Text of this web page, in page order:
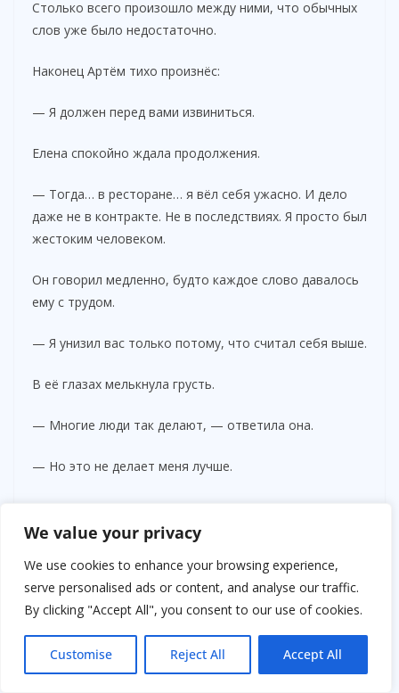
We value your privacy
We use cookies to enhance your browsing experience,
serve personalised ads or content, and analyse our traffic.
By clicking "Accept All", you consent to our use of cookies.
Customise Reject All Accept All
Столько всего произошло между ними, что обычных
слов уже было недостаточно.
Наконец Артём тихо произнёс:
— Я должен перед вами извиниться.
Елена спокойно ждала продолжения.
— Тогда… в ресторане… я вёл себя ужасно. И дело
даже не в контракте. Не в последствиях. Я просто был
жестоким человеком.
Он говорил медленно, будто каждое слово давалось
ему с трудом.
— Я унизил вас только потому, что считал себя выше.
В её глазах мелькнула грусть.
— Многие люди так делают, — ответила она.
— Но это не делает меня лучше.
сказала:
— Знаете, что удивило меня больше всего?
Он нахмурился.
— Что?